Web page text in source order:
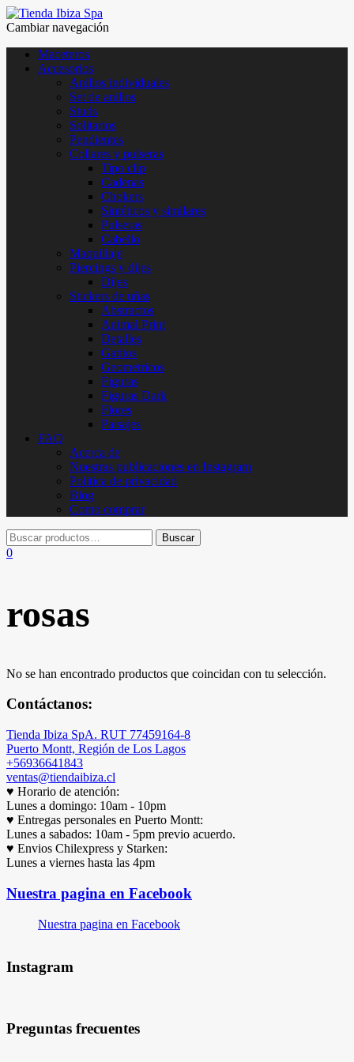
Cambiar navegación
Maceteros
Accesorios
Anillos individuales
Set de anillos
Studs
Solitarios
Pendientes
Collares y pulseras
Tipo clip
Cadenas
Chokers
Sintéticos y similares
Pulseras
Cabello
Maquillaje
Piercings y dijes
Dijes
Stickers de uñas
Abstractos
Animal Print
Detalles
Gatitos
Geometricos
Figuras
Figuras Dark
Flores
Paisajes
FAQ
Acerca de
Nuestras publicaciones en Instagram
Politica de privacidad
Blog
Como comprar
0
rosas
No se han encontrado productos que coincidan con tu selección.
Contáctanos:
Tienda Ibiza SpA. RUT 77459164-8
Puerto Montt, Región de Los Lagos
+56936641843
ventas@tiendaibiza.cl
♥ Horario de atención:
Lunes a domingo: 10am - 10pm
♥ Entregas personales en Puerto Montt:
Lunes a sabados: 10am - 5pm previo acuerdo.
♥ Envios Chilexpress y Starken:
Lunes a viernes hasta las 4pm
Nuestra pagina en Facebook
Nuestra pagina en Facebook
Instagram
Preguntas frecuentes